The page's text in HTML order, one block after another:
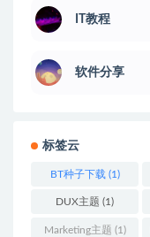
IT教程
软件分享
标签云
BT种子下载 (1)
DUX主题 (1)
Marketing主题 (1)